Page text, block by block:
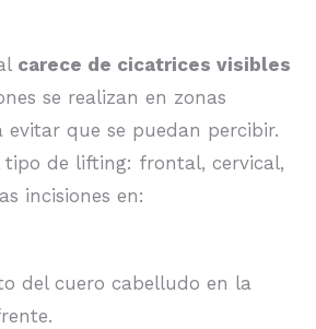
carece de cicatrices visibles
se realizan en zonas
que se puedan percibir.
tipo de lifting: frontal, cervical,
incisiones en:
del cuero cabelludo en la